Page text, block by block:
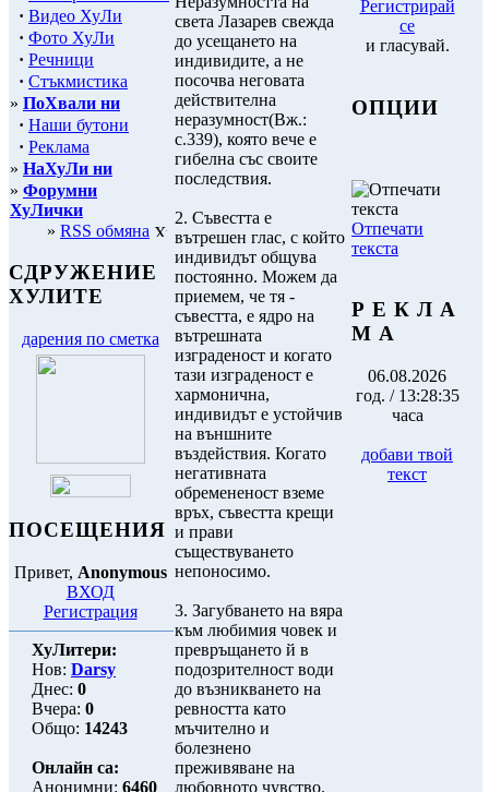
· Видео ХуЛи
· Фото ХуЛи
· Речници
· Стъкмистика
» ПоХвали ни
· Наши бутони
· Реклама
» НаХуЛи ни
» Форумни
ХуЛички
» RSS обмяна
СДРУЖЕНИЕ
ХУЛИТЕ
дарения по сметка
ПОСЕЩЕНИЯ
Привет, Anonymous
ВХОД
Регистрация
ХуЛитери:
Нов: Darsy
Днес: 0
Вчера: 0
Общо: 14243
Онлайн са:
Анонимни: 6460
света Лазарев свежда
до усещането на
индивидите, а не
посочва неговата
действителна
неразумност(Вж.:
с.339), която вече е
гибелна със своите
последствия.
2. Съвестта е
вътрешен глас, с който
индивидът общува
постоянно. Можем да
приемем, че тя -
съвестта, е ядро на
вътрешната
изграденост и когато
тази изграденост е
хармонична,
индивидът е устойчив
на външните
въздействия. Когато
негативната
обремененост вземе
връх, съвестта крещи
и прави
съществуването
непоносимо.
3. Загубването на вяра
към любимия човек и
превръщането й в
подозрителност води
до възникването на
ревността като
мъчително и
болезнено
преживяване на
любовното чувство.
Регистрирай
се
и гласувай.
ОПЦИИ
Отпечати
текста
Р Е К Л А
М А
06.08.2026
год. / 13:28:35
часа
добави твой
текст